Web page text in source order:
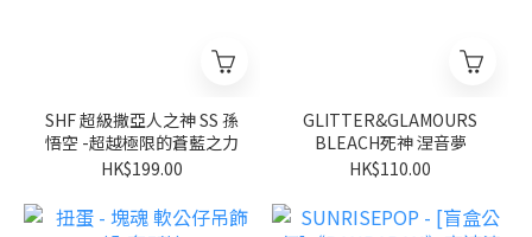
SHF 超級撒亞人之神 SS 孫
悟空 -超越極限的蒼藍之力
HK$199.00
GLITTER&GLAMOURS
BLEACH死神 涅音夢
HK$110.00